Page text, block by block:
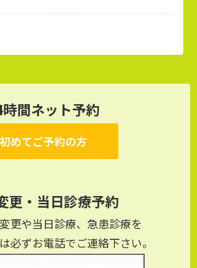
間ネット予約
初めてご予約の方
更・当日診療予約
更や当日診療、急患診療を
必ずお電話でご連絡下さい。